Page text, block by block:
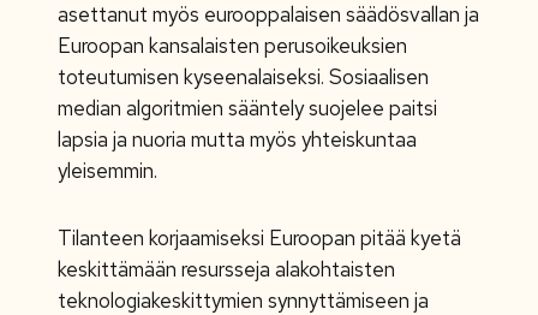
asettanut myös eurooppalaisen säädösvallan ja
Euroopan kansalaisten perusoikeuksien
toteutumisen kyseenalaiseksi. Sosiaalisen
median algoritmien sääntely suojelee paitsi
lapsia ja nuoria mutta myös yhteiskuntaa
yleisemmin.
Tilanteen korjaamiseksi Euroopan pitää kyetä
keskittämään resursseja alakohtaisten
teknologiakeskittymien synnyttämiseen ja